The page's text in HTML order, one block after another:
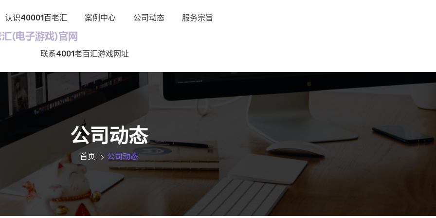
认识40001百老汇 案例中心 公司动态 服务宗旨
联系4001老百汇游戏网址
公司动态
首页 公司动态